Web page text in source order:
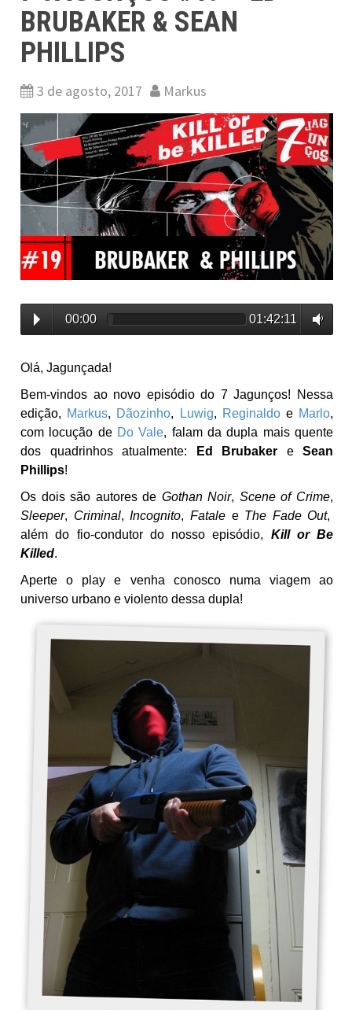
BRUBAKER & SEAN
PHILLIPS
3 de agosto, 2017 Markus
00:00 01:42:11
Olá, Jagunçada!
Bem-vindos ao novo episódio do 7 Jagunços! Nessa
edição, Markus, Dãozinho, Luwig, Reginaldoe Marlo,
com locução de Do Vale, falam da dupla mais quente
dos quadrinhos atualmente:
Ed Brubaker eSean
Phillips!
Os dois são autores de Gothan Noir, Scene of Crime,
Sleeper, Criminal, Incognito, Fatalee The Fade Out,
além do fio-condutor do nosso episódio, Kill or Be
Killed.
Aperte o play e venha conosco numa viagem ao
universo urbano e violento dessa dupla!